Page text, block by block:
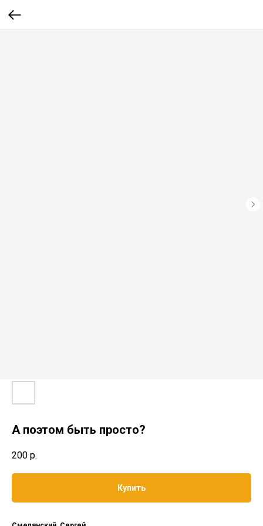
А поэтом быть просто?
200 р.
Купить